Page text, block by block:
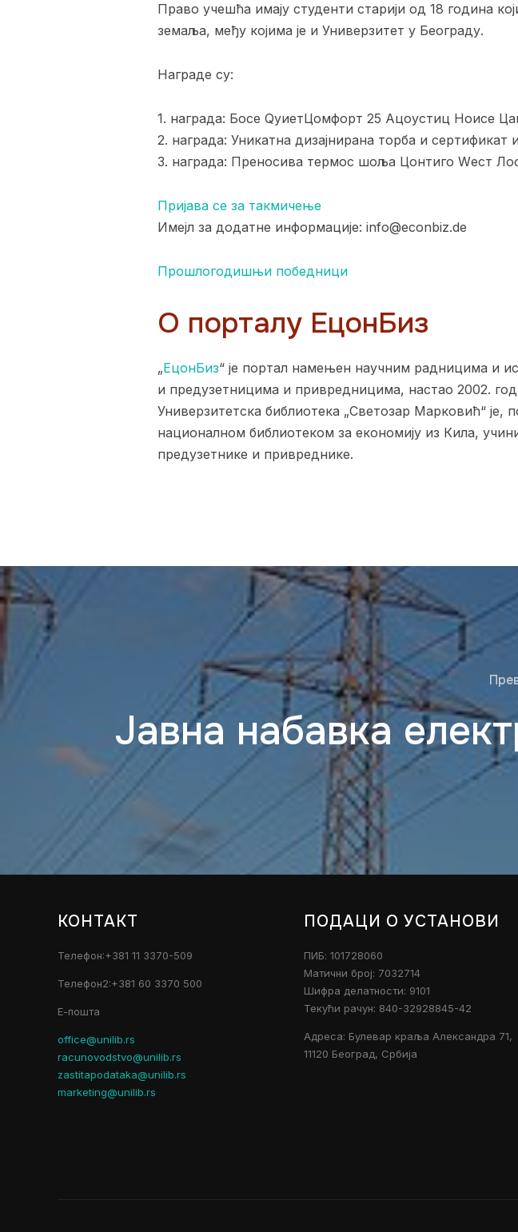
Право учешћа имају студенти старији од 18 година
земаља, међу којима је и Универзитет у Београду.
Награде су:
1. награда: Босе QуиетЦомфорт 25 Ацоустиц Ноисе
2. награда: Уникатна дизајнирана торба и сертификат
3. награда: Преносива термос шоља Цонтиго Wест
Пријава се за такмичење
Имејл за додатне информације: info@econbiz.de
Прошлогодишњи победници
О порталу ЕцонБиз
„ЕцонБиз“ је портал намењен научним радницима и
и предузетницима и привредницима, настао 2002.
Универзитетска библиотека „Светозар Марковић“
националном библиотеком за економију из Кила,
предузетнике и привреднике.
Јавна набавка
КОНТАКТ
Телефон:+381 11 3370-509
Телефон2:+381 60 3370 500
Е-пошта
office@unilib.rs
racunovodstvo@unilib.rs
zastitapodataka@unilib.rs
marketing@unilib.rs
ПОДАЦИ О УСТАНОВИ
ПИБ: 101728060
Матични број: 7032714
Шифра делатности: 9101
Текући рачун: 840-32928845-42
Адреса: Булевар краља Александра 71,
11120 Београд, Србија